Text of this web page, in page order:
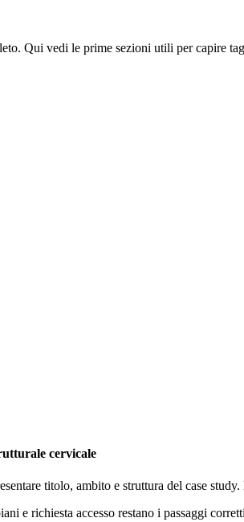
Qui vedi le prime sezioni utili per capire
cervicale
titolo, ambito e struttura del case
e richiesta accesso restano i passaggi